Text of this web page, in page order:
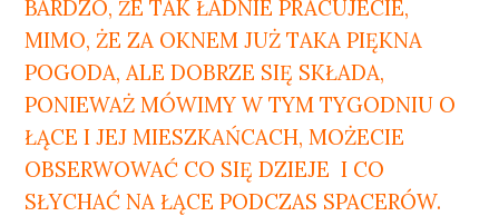
BARDZO, ŻE TAK ŁADNIE PRACUJECIE,
MIMO, ŻE ZA OKNEM JUŻ TAKA PIĘKNA
POGODA, ALE DOBRZE SIĘ SKŁADA,
PONIEWAŻ MÓWIMY W TYM TYGODNIU O
ŁĄCE I JEJ MIESZKAŃCACH, MOŻECIE
OBSERWOWAĆ CO SIĘ DZIEJE I CO
SŁYCHAĆ NA ŁĄCE PODCZAS SPACERÓW.